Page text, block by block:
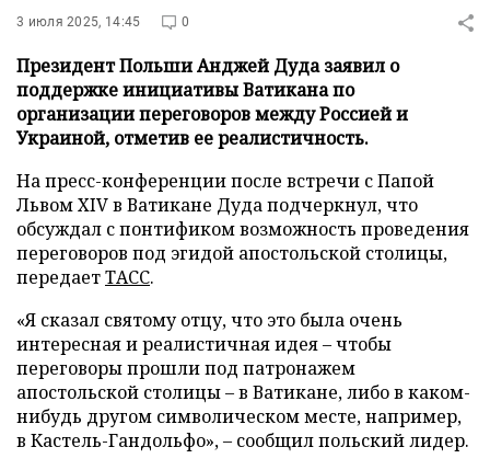
3 июля 2025, 14:45 0
Президент Польши Анджей Дуда заявил о
поддержке инициативы Ватикана по
организации переговоров между Россией и
Украиной, отметив ее реалистичность.
На пресс-конференции после встречи с Папой
Львом XIV в Ватикане Дуда подчеркнул, что
обсуждал с понтификом возможность проведения
переговоров под эгидой апостольской столицы,
передаетТАСС.
«Я сказал святому отцу, что это была очень
интересная и реалистичная идея – чтобы
переговоры прошли под патронажем
апостольской столицы – в Ватикане, либо в каком-
нибудь другом символическом месте, например,
в Кастель-Гандольфо», – сообщил польский лидер.